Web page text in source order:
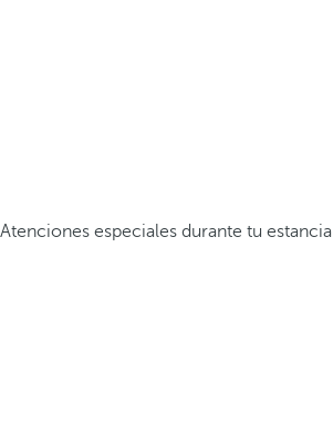
Atenciones especiales durante tu estancia